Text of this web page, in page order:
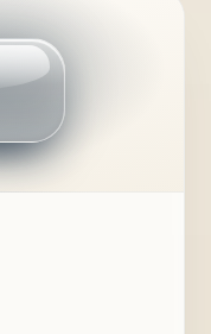
薦的台灣品牌？